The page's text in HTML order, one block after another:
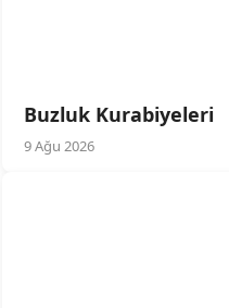
Buzluk Kurabiyeleri
9 Ağu 2026